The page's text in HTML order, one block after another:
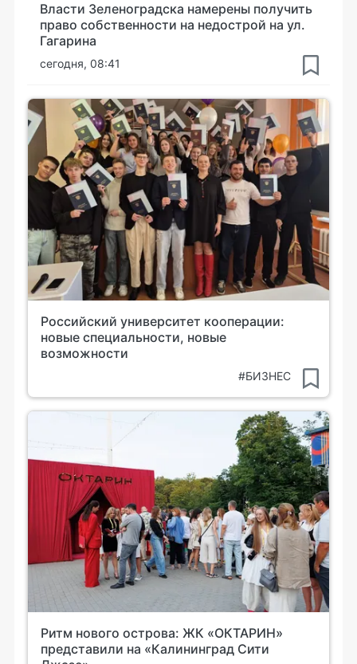
Власти Зеленоградска намерены получить
право собственности на недострой на ул.
Гагарина
сегодня, 08:41
Российский университет кооперации:
новые специальности, новые
возможности
#БИЗНЕС
Ритм нового острова: ЖК «ОКТАРИН»
представили на «Калининград Сити